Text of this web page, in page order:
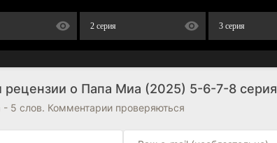
2 серия 3 серия
о Папа Миа (2025) 5-6-7-8 серия
5 слов. Комментарии проверяються